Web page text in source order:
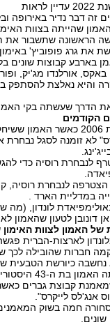
למרות שאנחנו בתחילת שנת 2022 עדיין לראות
זה דבר נדיר באירופה
שהייתה בצוות
הראשונה שתשבור את
את גרג פופוביץ'
בארבע קבוצות שונים
באקס, אורלנדו מג'יק,
והיא נאלצת להסתפק
את הדרך שעשתה בקי
הקודמים
הסיפור שלה מתחיל בשנת 2006
לא זומנה לסגל
לנבחרת רוסיה כדי
לנבחרת רוסיה,
במדליית הארד .
לונדון,
דונובן לטעון שהאמון לא
של האמון לצוות
לארצות-הברית
חברות שהובילה לכך
כיורשת הטבעית
ב-31 בדצמבר
קבוצת גברים
אנג'לס לייקרס".
חמה בשוק